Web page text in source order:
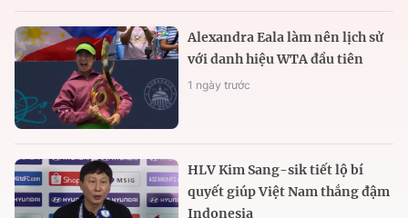
Alexandra Eala làm nên lịch sử
với danh hiệu WTA đầu tiên
1 ngày trước
HLV Kim Sang-sik tiết lộ bí
quyết giúp Việt Nam thắng đậm
Indonesia